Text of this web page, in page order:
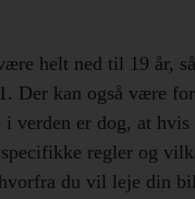
helt ned til 19 år,
Der kan også være
verden er dog, at hvis
regler og
du vil leje din